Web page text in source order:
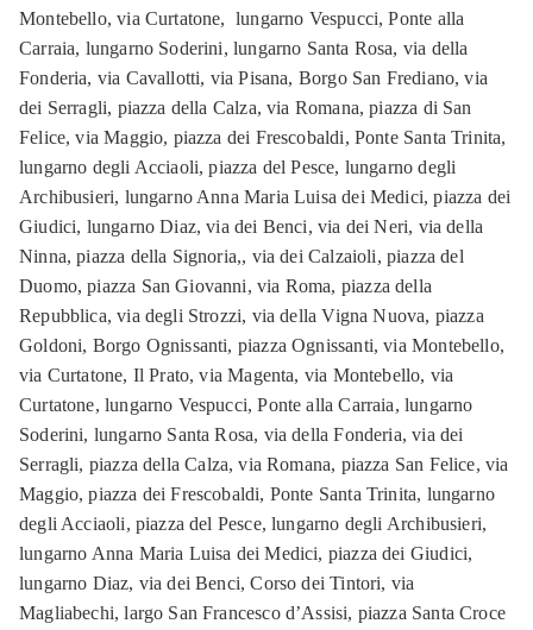
Montebello, via Curtatone, lungarno Vespucci, Ponte alla
Carraia, lungarno Soderini, lungarno Santa Rosa, via della
Fonderia, via Cavallotti, via Pisana, Borgo San Frediano, via
dei Serragli, piazza della Calza, via Romana, piazza di San
Felice, via Maggio, piazza dei Frescobaldi, Ponte Santa Trinita,
lungarno degli Acciaoli, piazza del Pesce, lungarno degli
Archibusieri, lungarno Anna Maria Luisa dei Medici, piazza dei
Giudici, lungarno Diaz, via dei Benci, via dei Neri, via della
Ninna, piazza della Signoria,, via dei Calzaioli, piazza del
Duomo, piazza San Giovanni, via Roma, piazza della
Repubblica, via degli Strozzi, via della Vigna Nuova, piazza
Goldoni, Borgo Ognissanti, piazza Ognissanti, via Montebello,
via Curtatone, Il Prato, via Magenta, via Montebello, via
Curtatone, lungarno Vespucci, Ponte alla Carraia, lungarno
Soderini, lungarno Santa Rosa, via della Fonderia, via dei
Serragli, piazza della Calza, via Romana, piazza San Felice, via
Maggio, piazza dei Frescobaldi, Ponte Santa Trinita, lungarno
degli Acciaoli, piazza del Pesce, lungarno degli Archibusieri,
lungarno Anna Maria Luisa dei Medici, piazza dei Giudici,
lungarno Diaz, via dei Benci, Corso dei Tintori, via
Magliabechi, largo San Francesco d’Assisi, piazza Santa Croce